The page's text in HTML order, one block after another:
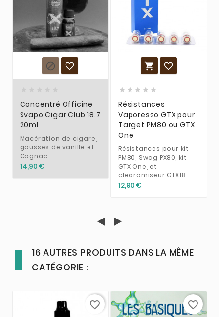
 
Concentré Officine
Svapo Cigar Club 18.7
20ml
Macération de cigare,
gousses de vanille et
Cognac.
14,90 €
 
    
Résistances
Vaporesso GTX pour
Target PM80 ou GTX
One
Résistances pour kit
PM80, Swag PX80, kit
GTX One, et
clearomiseur GTX18
12,90 €
16 AUTRES PRODUITS DANS LA MÊME
CATÉGORIE :
favorite_border favorite_border